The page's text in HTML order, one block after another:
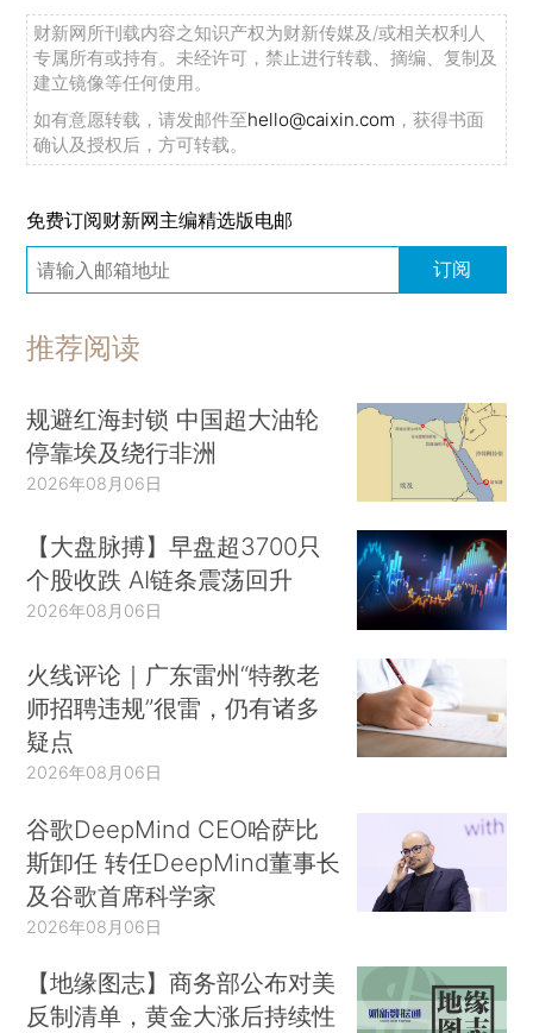
财新网所刊载内容之知识产权为财新传媒及/或相关权利人
专属所有或持有。未经许可，禁止进行转载、摘编、复制及
建立镜像等任何使用。
如有意愿转载，请发邮件至hello@caixin.com ，获得书面
确认及授权后，方可转载。
免费订阅财新网主编精选版电邮
订阅
推荐阅读
规避红海封锁 中国超大油轮
停靠埃及绕行非洲
2026年08月06日
【大盘脉搏】早盘超3700只
个股收跌 AI链条震荡回升
2026年08月06日
火线评论｜广东雷州“特教老
师招聘违规”很雷，仍有诸多
疑点
2026年08月06日
谷歌DeepMind CEO哈萨比
斯卸任 转任DeepMind董事长
及谷歌首席科学家
2026年08月06日
【地缘图志】商务部公布对美
反制清单，黄金大涨后持续性